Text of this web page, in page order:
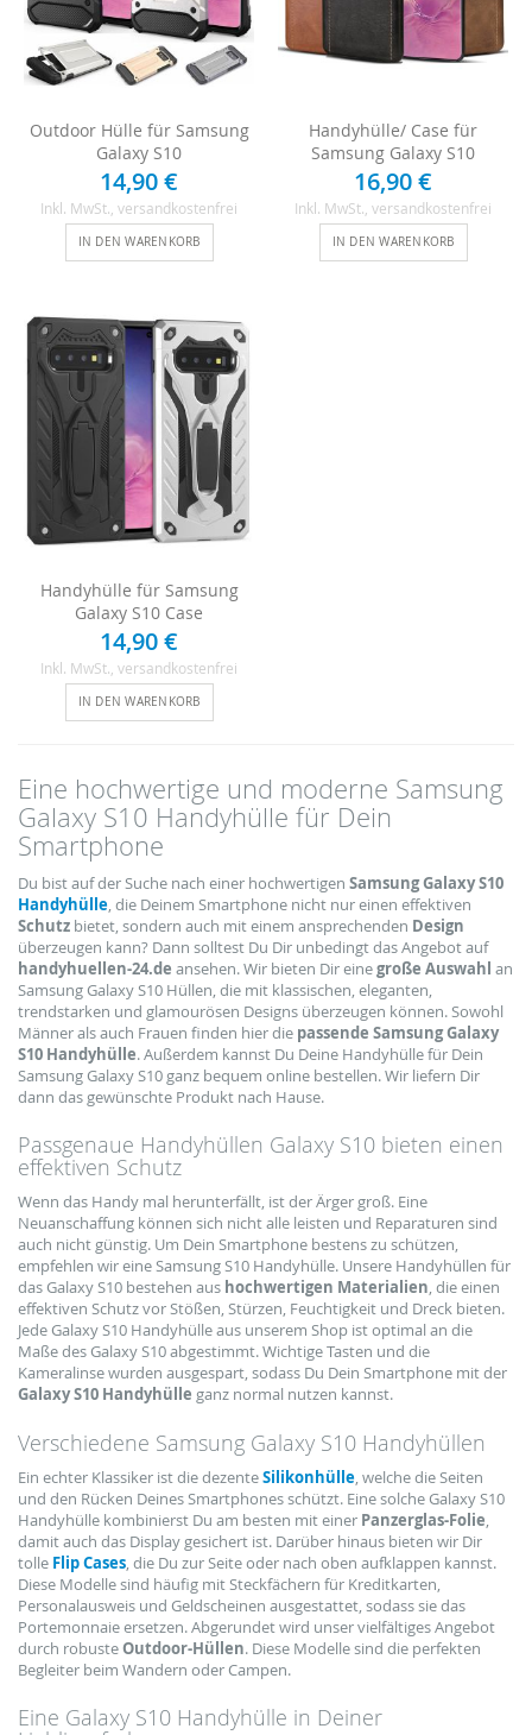
Outdoor Hülle für Samsung
Galaxy S10
14,90 €
Inkl. MwSt. , versandkostenfrei
IN DEN WARENKORB
Handyhülle/ Case für
Samsung Galaxy S10
16,90 €
Inkl. MwSt. , versandkostenfrei
IN DEN WARENKORB
Handyhülle für Samsung
Galaxy S10 Case
14,90 €
Inkl. MwSt. , versandkostenfrei
IN DEN WARENKORB
Eine hochwertige und moderne Samsung
Galaxy S10 Handyhülle für Dein
Smartphone
Du bist auf der Suche nach einer hochwertigen Samsung Galaxy S10
Handyhülle, die Deinem Smartphone nicht nur einen effektiven
Schutz bietet, sondern auch mit einem ansprechenden Design
überzeugen kann? Dann solltest Du Dir unbedingt das Angebot auf
handyhuellen-24.de ansehen. Wir bieten Dir einegroße Auswahl an
Samsung Galaxy S10 Hüllen, die mit klassischen, eleganten,
trendstarken und glamourösen Designs überzeugen können. Sowohl
Männer als auch Frauen finden hier die passende Samsung Galaxy
S10 Handyhülle. Außerdem kannst Du Deine Handyhülle für Dein
Samsung Galaxy S10 ganz bequem online bestellen. Wir liefern Dir
dann das gewünschte Produkt nach Hause.
Passgenaue Handyhüllen Galaxy S10 bieten einen
effektiven Schutz
Wenn das Handy mal herunterfällt, ist der Ärger groß. Eine
Neuanschaffung können sich nicht alle leisten und Reparaturen sind
auch nicht günstig. Um Dein Smartphone bestens zu schützen,
empfehlen wir eine Samsung S10 Handyhülle. Unsere Handyhüllen für
das Galaxy S10 bestehen aus hochwertigen Materialien, die einen
effektiven Schutz vor Stößen, Stürzen, Feuchtigkeit und Dreck bieten.
Jede Galaxy S10 Handyhülle aus unserem Shop ist optimal an die
Maße des Galaxy S10 abgestimmt. Wichtige Tasten und die
Kameralinse wurden ausgespart, sodass Du Dein Smartphone mit der
Galaxy S10 Handyhülle ganz normal nutzen kannst.
Verschiedene Samsung Galaxy S10 Handyhüllen
Ein echter Klassiker ist die dezenteSilikonhülle, welche die Seiten
und den Rücken Deines Smartphones schützt. Eine solche Galaxy S10
Handyhülle kombinierst Du am besten mit einer Panzerglas-Folie,
damit auch das Display gesichert ist. Darüber hinaus bieten wir Dir
tolle Flip Cases, die Du zur Seite oder nach oben aufklappen kannst.
Diese Modelle sind häufig mit Steckfächern für Kreditkarten,
Personalausweis und Geldscheinen ausgestattet, sodass sie das
Portemonnaie ersetzen. Abgerundet wird unser vielfältiges Angebot
durch robusteOutdoor-Hüllen. Diese Modelle sind die perfekten
Begleiter beim Wandern oder Campen.
Eine Galaxy S10 Handyhülle in Deiner